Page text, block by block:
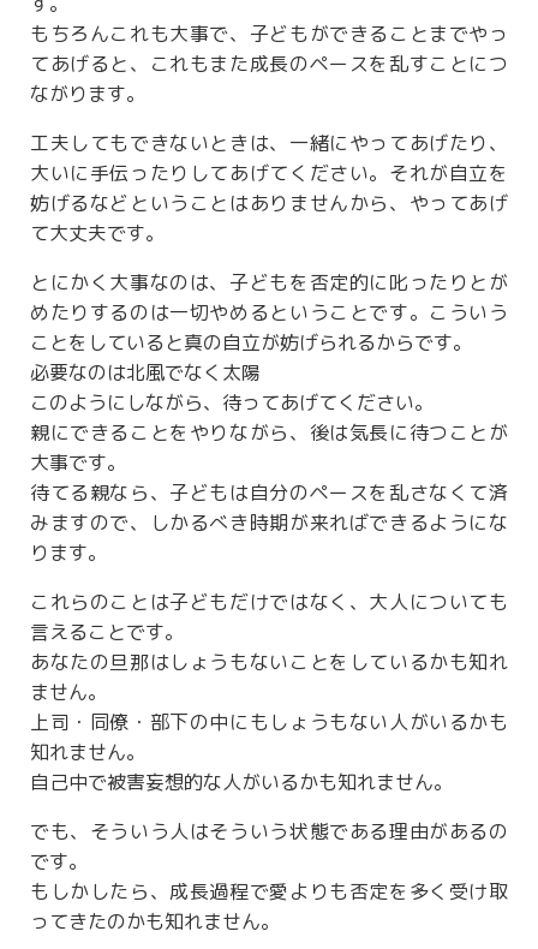
もちろんこれも大事で、子どもができることまでやっ
てあげると、これもまた成長のペースを乱すことにつ
ながります。
工夫してもできないときは、一緒にやってあげたり、
大いに手伝ったりしてあげてください。それが自立を
妨げるなどということはありませんから、やってあげ
て大丈夫です。
とにかく大事なのは、子どもを否定的に叱ったりとが
めたりするのは一切やめるということです。こういう
ことをしていると真の自立が妨げられるからです。
必要なのは北風でなく太陽
このようにしながら、待ってあげてください。
親にできることをやりながら、後は気長に待つことが
大事です。
待てる親なら、子どもは自分のペースを乱さなくて済
みますので、しかるべき時期が来ればできるようにな
ります。
これらのことは子どもだけではなく、大人についても
言えることです。
あなたの旦那はしょうもないことをしているかも知れ
ません。
上司・同僚・部下の中にもしょうもない人がいるかも
知れません。
自己中で被害妄想的な人がいるかも知れません。
でも、そういう人はそういう状態である理由があるの
です。
もしかしたら、成長過程で愛よりも否定を多く受け取
ってきたのかも知れません。